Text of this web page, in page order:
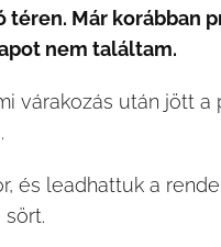
Már korábban
nem találtam.
várakozás után jött
és leadhattuk a